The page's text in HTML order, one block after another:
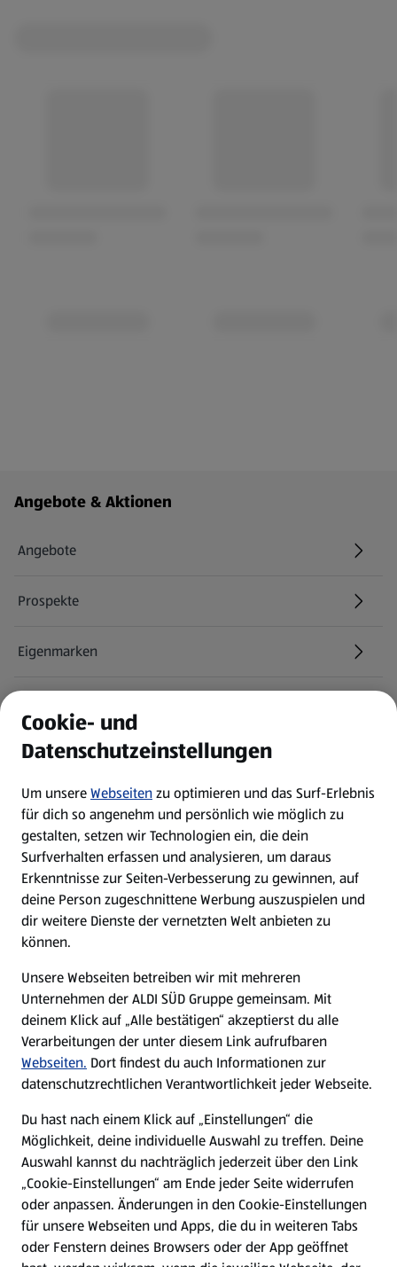
Fußzeilenmenü - weitere Links
Angebote & Aktionen
Angebote
Prospekte
Eigenmarken
Newsletter
WhatsApp
Über ALDI SÜD
Filialen
Nachhaltigkeit
Karriere
Presse
Hilfe & Kontakt
(öffnet in einem neuen Tab)
Unternehmen
Cookie- und
Datenschutzeinstellungen
Um unsereWebseitenzu optimieren und das Surf-Erlebnis
für dich so angenehm und persönlich wie möglich zu
gestalten, setzen wir Technologien ein, die dein
Surfverhalten erfassen und analysieren, um daraus
Erkenntnisse zur Seiten-Verbesserung zu gewinnen, auf
deine Person zugeschnittene Werbung auszuspielen und
dir weitere Dienste der vernetzten Welt anbieten zu
können.
Unsere Webseiten betreiben wir mit mehreren
Unternehmen der ALDI SÜD Gruppe gemeinsam. Mit
deinem Klick auf „Alle bestätigen“ akzeptierst du alle
Verarbeitungen der unter diesem Link aufrufbaren
Webseiten. Dort findest du auch Informationen zur
datenschutzrechtlichen Verantwortlichkeit jeder Webseite.
Du hast nach einem Klick auf „Einstellungen“ die
Möglichkeit, deine individuelle Auswahl zu treffen. Deine
Auswahl kannst du nachträglich jederzeit über den Link
„Cookie-Einstellungen“ am Ende jeder Seite widerrufen
oder anpassen. Änderungen in den Cookie-Einstellungen
für unsere Webseiten und Apps, die du in weiteren Tabs
oder Fenstern deines Browsers oder der App geöffnet